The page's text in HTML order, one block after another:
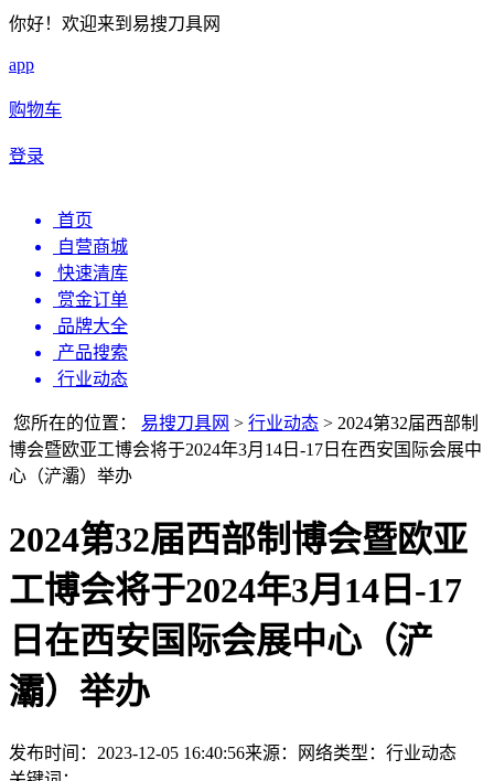
你好！欢迎来到易搜刀具网
app
购物车
登录
首页
自营商城
快速清库
赏金订单
品牌大全
产品搜索
行业动态
您所在的位置： 易搜刀具网 > 行业动态 > 2024第32届西部制
博会暨欧亚工博会将于2024年3月14日-17日在西安国际会展中
心（浐灞）举办
2024第32届西部制博会暨欧亚
工博会将于2024年3月14日-17
日在西安国际会展中心（浐
灞）举办
发布时间：2023-12-05 16:40:56来源：网络类型： 行业动态